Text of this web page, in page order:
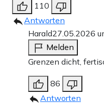
110
Antworten
Harald27.05.2026
Melden
Grenzen dicht,
86
Antworten